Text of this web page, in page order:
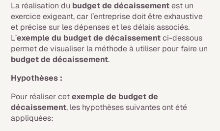
La réalisation du budget de décaissementest un
exercice exigeant, car l’entreprise doit être exhaustive
et précise sur les dépenses et les délais associés.
L’exemple du budget de décaissementci-dessous
permet de visualiser la méthode à utiliser pour faire un
budget de décaissement.
Hypothèses :
Pour réaliser cetexemple de budget de
décaissement, les hypothèses suivantes ont été
appliquées: